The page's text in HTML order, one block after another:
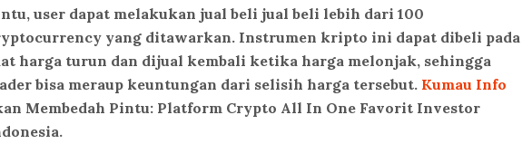
user dapat melakukan jual beli jual beli lebih dari 100
yang ditawarkan. Instrumen kripto ini dapat dibeli pada
harga turun dan dijual kembali ketika harga melonjak, sehingga
bisa meraup keuntungan dari selisih harga tersebut. Kumau Info
Membedah Pintu: Platform Crypto All In One Favorit Investor